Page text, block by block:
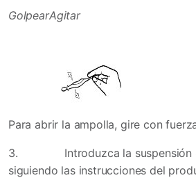
GolpearAgitar
Para abrir la ampolla, gire con
3.
Introduzca la
siguiendo las instrucciones del